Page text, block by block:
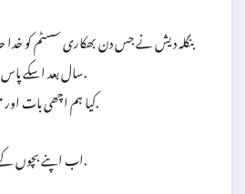
بنگلہ دیش نے جس دن بھکاری سسٹم کو خدا
سال بعد اسکے پاس 52 ارب ڈالر کے ذخائر تھے.
کیا ہم اچھی بات اور مستند کام کی تقلید نہیں کرسکتے.
اب اپنے بچوںآپکے ہاتھ میں ہے.